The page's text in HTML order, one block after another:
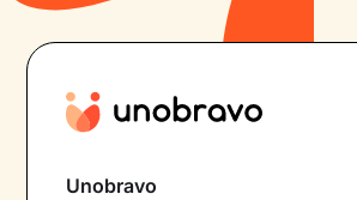
Unobravo